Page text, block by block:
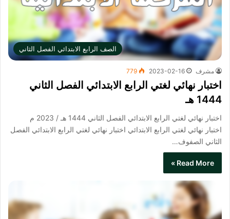
الصف الرابع الابتدائي الفصل الثاني
مشرف 2023-02-16
779
اختبار نهائي لغتي الرابع الابتدائي الفصل الثاني
1444 هـ
اختبار نهائي لغتي الرابع الابتدائي الفصل الثاني 1444 هـ / 2023 م
اختبار نهائي لغتي الرابع الابتدائي​ اختبار نهائي لغتي الرابع الابتدائي الفصل
الثاني الصفوف…
Read More »